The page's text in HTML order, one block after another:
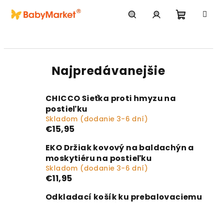
Najpredávanejšie
CHICCO Sieťka proti hmyzu na
postieľku
Skladom (dodanie 3-6 dní)
€15,95
EKO Držiak kovový na baldachýn a
moskytiéru na postieľku
Skladom (dodanie 3-6 dní)
€11,95
Odkladací košík ku prebalovaciemu